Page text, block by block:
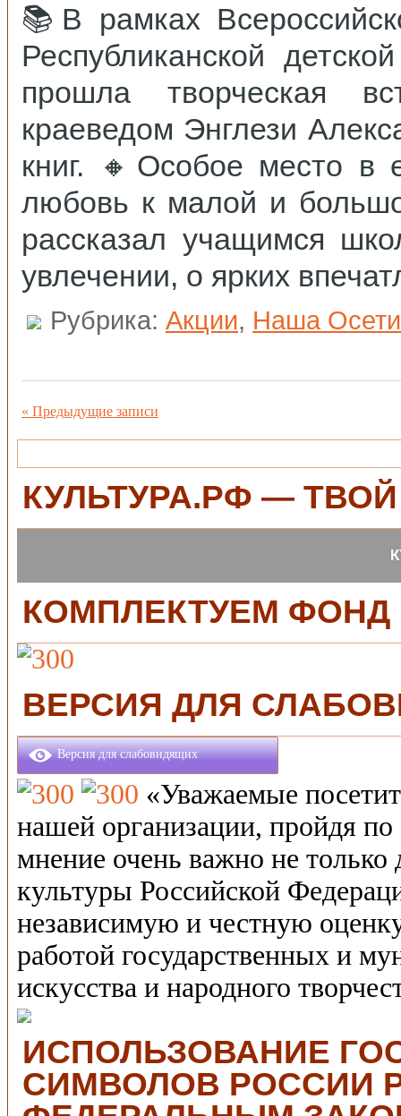
📚В рамках
Республиканской
прошла творческая
краеведом Энглези
книг. 🔸️Особое место в
любовь к малой и
рассказал учащимся
увлечении, о ярких
Рубрика: Акции, Наша
« Предыдущие записи
КУЛЬТУРА.РФ —
КОМПЛЕКТУЕМ ФОНД
ВЕРСИЯ ДЛЯ
Версия для слабовидящих
«Уважаемые
нашей организации, пройдя
мнение очень важно не
культуры Российской
независимую и честную
работой государственных и
искусства и народного
ИСПОЛЬЗОВАНИЕ
СИМВОЛОВ РОССИИ